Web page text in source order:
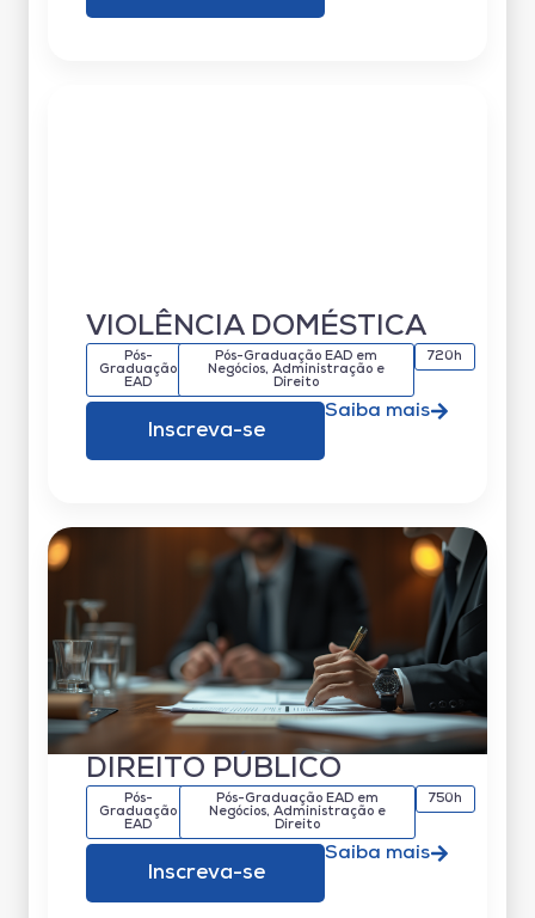
VIOLÊNCIA DOMÉSTICA
Pós-
Graduação
EAD
Pós-Graduação EAD em
Negócios, Administração e
Direito
720h
Inscreva-se
Saiba mais
DIREITO PÚBLICO
Pós-
Graduação
EAD
Pós-Graduação EAD em
Negócios, Administração e
Direito
750h
Inscreva-se
Saiba mais